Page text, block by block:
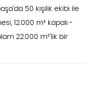
50 kişilik ekibi ile
12.000 m² kapalı -
22.000 m²’lik bir